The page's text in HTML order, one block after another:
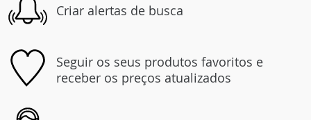
Criar alertas de busca
Seguir os seus produtos favoritos e
receber os preços atualizados